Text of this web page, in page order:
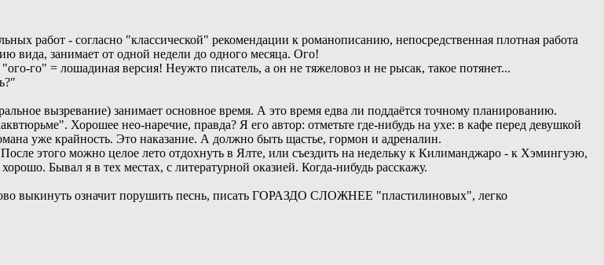
работ - согласно "классической" рекомендации к романописанию, непосредственная плотная работа
вида, занимает от одной недели до одного месяца. Ого!
го" = лошадиная версия! Неужто писатель, а он не тяжеловоз и не рысак, такое потянет...
вызревание) занимает основное время. А это время едва ли поддаётся точному планированию.
Хорошее нео-наречие, правда? Я его автор: отметьте где-нибудь на ухе: в кафе перед девушкой
уже крайность. Это наказание. А должно быть щастье, гормон и адреналин.
этого можно целое лето отдохнуть в Ялте, или съездить на недельку к Килиманджаро - к Хэмингуэю,
Бывал я в тех местах, с литературной оказией. Когда-нибудь расскажу.
выкинуть означит порушить песнь, писать ГОРАЗДО СЛОЖНЕЕ "пластилиновых", легко